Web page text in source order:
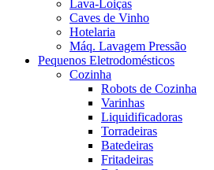
Lava-Loiças
Caves de Vinho
Hotelaria
Máq. Lavagem Pressão
Pequenos Eletrodomésticos
Cozinha
Robots de Cozinha
Varinhas
Liquidificadoras
Torradeiras
Batedeiras
Fritadeiras